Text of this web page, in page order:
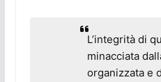
L’integrità di
minacciata
organizzata e